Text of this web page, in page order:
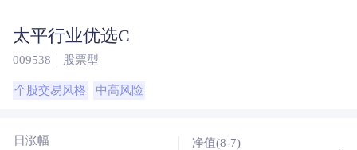
太平行业优选C
009538 股票型
个股交易风格 中高风险
日涨幅 净值(8-7)